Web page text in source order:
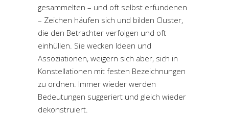
gesammelten – und oft selbst erfundenen
– Zeichen häufen sich und bilden Cluster,
die den Betrachter verfolgen und oft
einhüllen. Sie wecken Ideen und
Assoziationen, weigern sich aber, sich in
Konstellationen mit festen Bezeichnungen
zu ordnen. Immer wieder werden
Bedeutungen suggeriert und gleich wieder
dekonstruiert.